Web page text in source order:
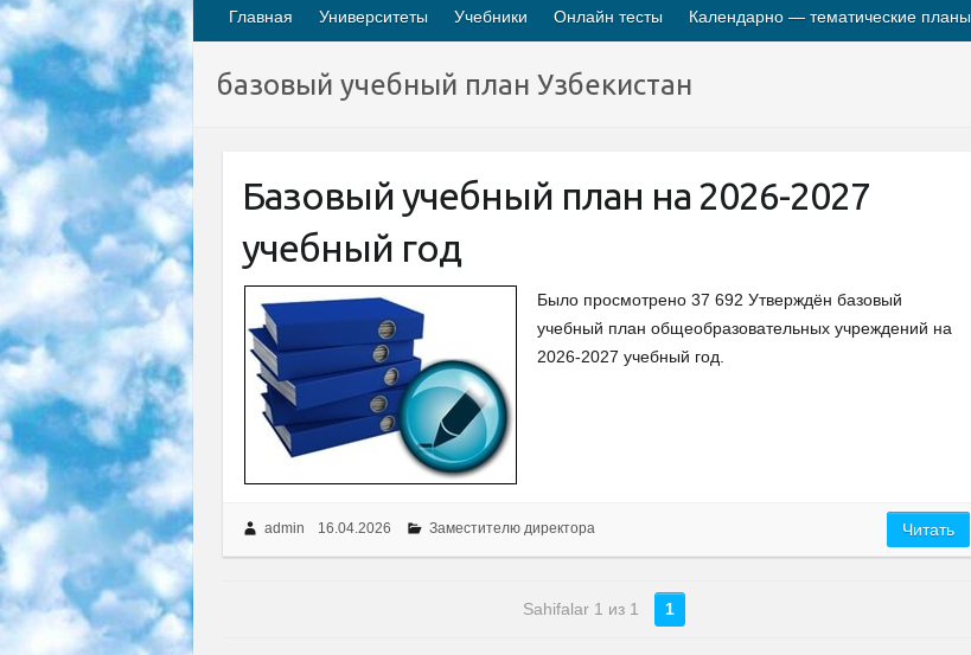
Главная Университеты Учебники Онлайн тесты Календарно — тематические планы
базовый учебный план Узбекистан
Базовый учебный план на 2026-2027
учебный год
Было просмотрено 37 692 Утверждён базовый
учебный план общеобразовательных учреждений на
2026-2027 учебный год.
admin 16.04.2026 Заместителю директора Читать
Sahifalar 1 из 1 1